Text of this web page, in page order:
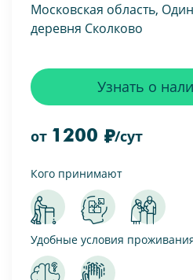
Московская область,
деревня Сколково
от 1200 /сут
Узнать о
Кого принимают
Удобные условия